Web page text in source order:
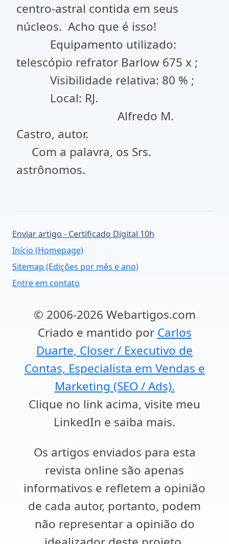
centro-astral contida em seus
núcleos. Acho que é isso!
Equipamento utilizado:
telescópio refrator Barlow 675 x ;
Visibilidade relativa: 80 % ;
Local: RJ.
Alfredo M.
Castro, autor.
Com a palavra, os Srs.
astrônomos.
Enviar artigo - Certificado Digital 10h
Início (Homepage)
Sitemap (Edições por mês e ano)
Entre em contato
© 2006-2026 Webartigos.com
Criado e mantido por Carlos
Duarte, Closer / Executivo de
Contas, Especialista em Vendas e
Marketing (SEO / Ads).
Clique no link acima, visite meu
LinkedIn e saiba mais.
Os artigos enviados para esta
revista online são apenas
informativos e refletem a opinião
de cada autor, portanto, podem
não representar a opinião do